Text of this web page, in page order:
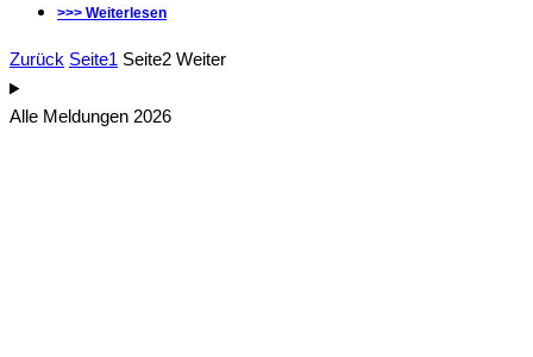
>>> Weiterlesen
Zurück Seite1 Seite2 Weiter
Alle Meldungen 2026